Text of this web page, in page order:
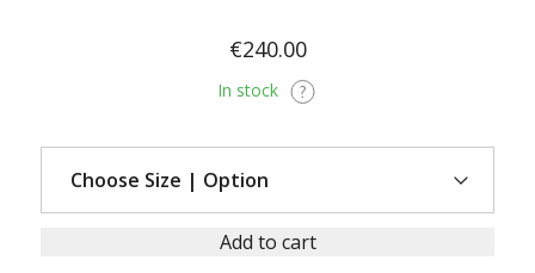
€240.00
In stock
Add to cart